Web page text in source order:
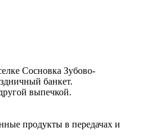
Сосновка Зубово-
банкет.
выпечкой.
продукты в передачах и